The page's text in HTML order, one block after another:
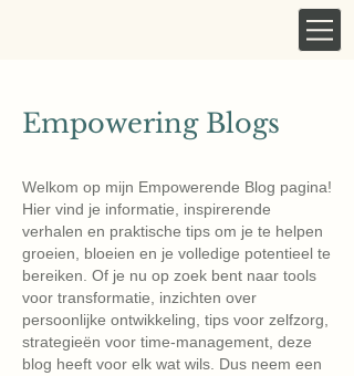
Empowering Blogs
Welkom op mijn Empowerende Blog pagina!
Hier vind je informatie, inspirerende
verhalen en praktische tips om je te helpen
groeien, bloeien en je volledige potentieel te
bereiken. Of je nu op zoek bent naar tools
voor transformatie, inzichten over
persoonlijke ontwikkeling, tips voor zelfzorg,
strategieën voor time-management, deze
blog heeft voor elk wat wils. Dus neem een ​​